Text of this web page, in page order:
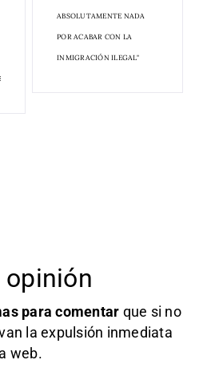
ABSOLUTAMENTE NADA
POR ACABAR CON LA
INMIGRACIÓN ILEGAL"
opinión
para comentar que si no
la expulsión inmediata
web.